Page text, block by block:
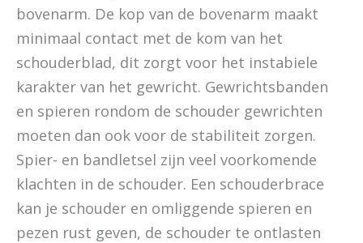
bovenarm. De kop van de bovenarm maakt
minimaal contact met de kom van het
schouderblad, dit zorgt voor het instabiele
karakter van het gewricht. Gewrichtsbanden
en spieren rondom de schouder gewrichten
moeten dan ook voor de stabiliteit zorgen.
Spier- en bandletsel zijn veel voorkomende
klachten in de schouder. Een schouderbrace
kan je schouder en omliggende spieren en
pezen rust geven, de schouder te ontlasten